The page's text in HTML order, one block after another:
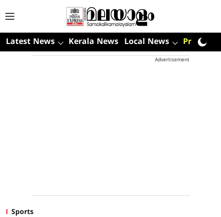
Latest News Kerala News Local News Premium
Advertisement
Sports